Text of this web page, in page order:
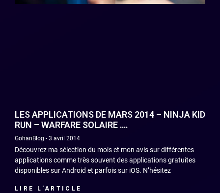
LES APPLICATIONS DE MARS 2014 – NINJA KID
RUN – WARFARE SOLAIRE ….
GohanBlog 3 avril 2014
Découvrez ma sélection du mois et mon avis sur différentes
applications comme très souvent des applications gratuites
disponibles sur Android et parfois sur iOS. N’hésitez
LIRE L'ARTICLE